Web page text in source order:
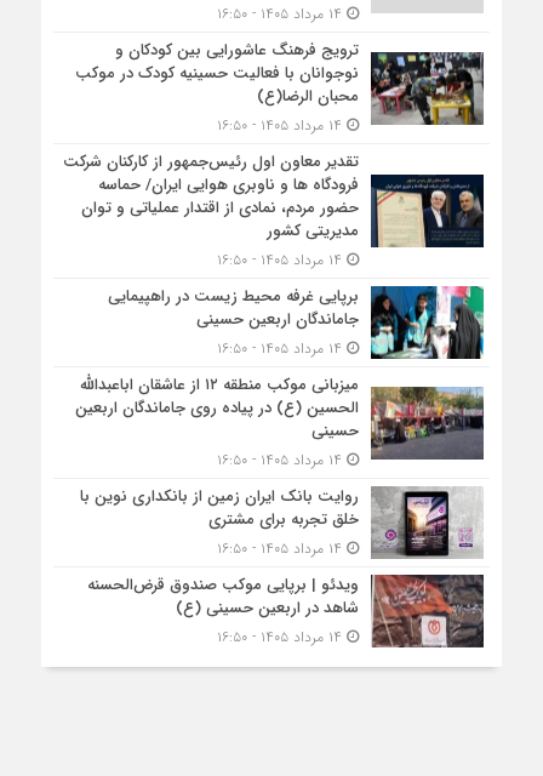
ترویج فرهنگ عاشورایی بین کودکان و
نوجوانان با فعالیت حسینیه کودک در موکب
محبان الرضا(ع)
تقدیر معاون اول رئیس‌جمهور از کارکنان شرکت
فرودگاه ها و ناوبری هوایی ایران/ حماسه
حضور مردم، نمادی از اقتدار عملیاتی و توان
مدیریتی کشور
برپایی غرفه محیط زیست در راهپیمایی
جاماندگان اربعین حسینی
میزبانی موکب منطقه ۱۲ از عاشقان اباعبدالله
الحسین (ع) در پیاده روی جاماندگان اربعین
حسینی
روایت بانک ایران زمین از بانکداری نوین با
خلق تجربه برای مشتری
ویدئو | برپایی موکب صندوق قرض‌الحسنه
شاهد در اربعین حسینی (ع)